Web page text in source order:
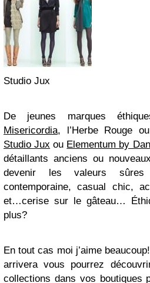
Studio Jux
De jeunes marques
Misericordia, l’Herbe Rouge
Studio Jux ou Elementum by
détaillants anciens ou
devenir les valeurs sûres
contemporaine, casual chic,
et…cerise sur le gâteau…
plus?
En tout cas moi j’aime
arrivera vous pourrez
collections dans vos boutiques